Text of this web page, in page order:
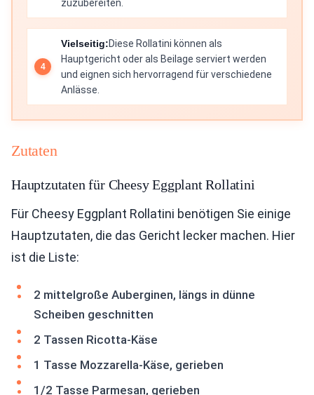
zuzubereiten.
Vielseitig:Diese Rollatini können als
Hauptgericht oder als Beilage serviert werden
und eignen sich hervorragend für verschiedene
Anlässe.
Zutaten
Hauptzutaten für Cheesy Eggplant Rollatini
Für Cheesy Eggplant Rollatini benötigen Sie einige
Hauptzutaten, die das Gericht lecker machen. Hier
ist die Liste:
2 mittelgroße Auberginen, längs in dünne
Scheiben geschnitten
2 Tassen Ricotta-Käse
1 Tasse Mozzarella-Käse, gerieben
1/2 Tasse Parmesan, gerieben